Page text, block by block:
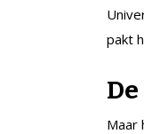
pakt
Maar